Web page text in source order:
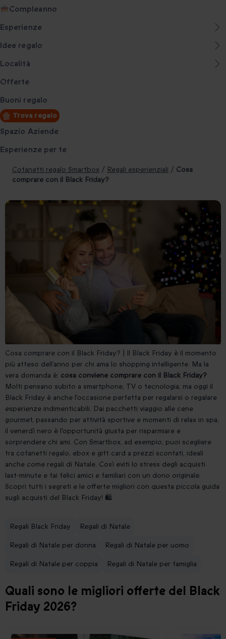
Compleanno
Esperienze
Idee regalo
Località
Offerte
Buoni regalo
Trova regalo
Spazio Aziende
Esperienze per te
Cofanetti regalo Smartbox / Regali esperienziali / Cosa
comprare con il Black Friday?
Cosa comprare con il Black Friday?
| Il Black Friday è il momento
più atteso dell’anno per chi ama lo shopping intelligente. Ma la
vera domanda è: cosa conviene comprare con il Black Friday?
Molti pensano subito a smartphone, TV o tecnologia, ma oggi il
Black Friday è anche l'occasione perfetta per regalarsi o regalare
esperienze indimenticabili. Dai pacchetti viaggio alle cene
gourmet, passando per attività sportive e momenti di relax in spa,
il venerdì nero è l'opportunità giusta per risparmiare e
sorprendere chi ami. Con Smartbox, ad esempio, puoi scegliere
tra cofanetti regalo, ebox e gift card a prezzi scontati, ideali
anche come regali di Natale. Così eviti lo stress degli acquisti
last-minute e fai felici amici e familiari con un dono originale.
Scopri tutti i segreti e le offerte migliori con questa piccola guida
sugli acquisti del Black Friday! 🛍️
Regali Black Friday
Regali di Natale
Regali di Natale per donna
Regali di Natale per uomo
Regali di Natale per coppia
Regali di Natale per famiglia
Quali sono le migliori offerte del Black
Friday 2026?